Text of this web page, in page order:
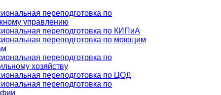
переподготовка по
управлению
переподготовка по КИПиА
переподготовка по моющим
переподготовка по
хозяйству
переподготовка по ЦОД
переподготовка по